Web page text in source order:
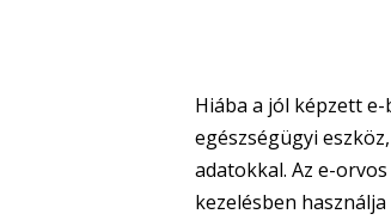
Hiába a jól képzett
egészségügyi
adatokkal. Az e-
kezelésben